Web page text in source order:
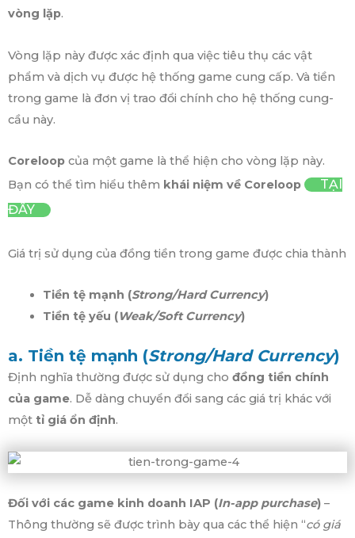
vòng lặp.
Vòng lặp này được xác định qua việc tiêu thụ các vật
phẩm và dịch vụ được hệ thống game cung cấp. Và tiền
trong game là đơn vị trao đổi chính cho hệ thống cung-
cầu này.
Coreloop của một game là thể hiện cho vòng lặp này.
Bạn có thể tìm hiểu thêm khái niệm về Coreloop
TẠI
ĐÂY
Giá trị sử dụng của đồng tiền trong game được chia thành
Tiền tệ mạnh (Strong/Hard Currency)
Tiền tệ yếu (Weak/Soft Currency)
a. Tiền tệ mạnh (Strong/Hard Currency)
Định nghĩa thường được sử dụng cho đồng tiền chính
của game. Dễ dàng chuyển đổi sang các giá trị khác với
một tỉ giá ổn định.
Đối với các game kinh doanh IAP (In-app purchase) –
Thông thường sẽ được trình bày qua các thể hiện “có giá